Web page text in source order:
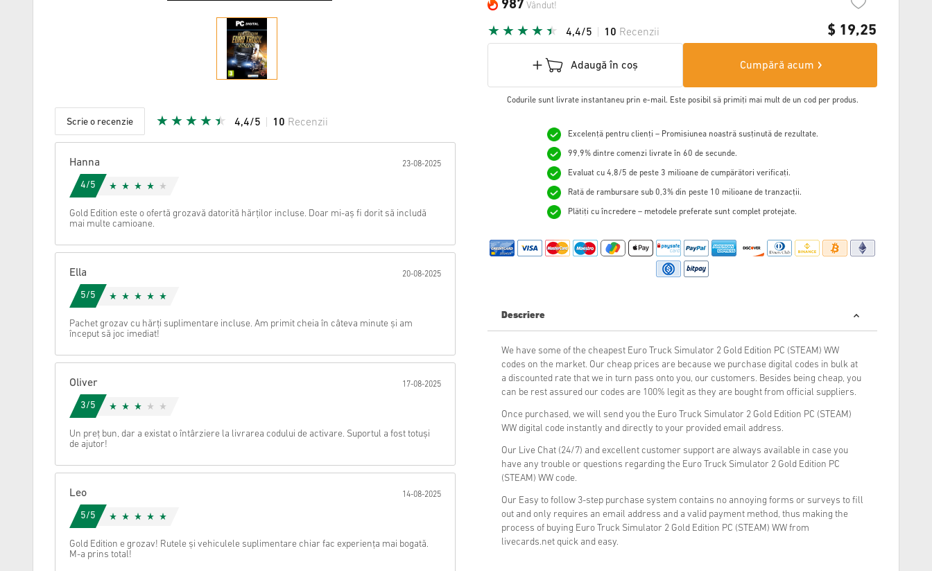
Scrie o recenzie 4,4/5 10 Recenzii
Anulare
Hanna 23-08-2025
4/5
Gold Edition este o ofertă grozavă datorită hărților incluse. Doar mi-aș fi dorit să includă
mai multe camioane.
Ella 20-08-2025
5/5
Pachet grozav cu hărți suplimentare incluse. Am primit cheia în câteva minute și am
început să joc imediat!
Oliver 17-08-2025
3/5
Un preț bun, dar a existat o întârziere la livrarea codului de activare. Suportul a fost totuși
de ajutor!
Leo 14-08-2025
5/5
Gold Edition e grozav! Rutele și vehiculele suplimentare chiar fac experiența mai bogată.
M-a prins total!
987 Vândut!
$ 19,25
4,4/5 10 Recenzii
Adaugă în coș Cumpără acum
Codurile sunt livrate instantaneu prin e-mail. Este posibil să primiți mai mult de un cod per produs.
Excelență pentru clienți – Promisiunea noastră susținută de rezultate.
99,9% dintre comenzi livrate în 60 de secunde.
Evaluat cu 4,8/5 de peste 3 milioane de cumpărători verificați.
Rată de rambursare sub 0,3% din peste 10 milioane de tranzacții.
Plătiți cu încredere – metodele preferate sunt complet protejate.
Descriere
We have some of the cheapest Euro Truck Simulator 2 Gold Edition PC (STEAM) WW
codes on the market. Our cheap prices are because we purchase digital codes in bulk at
a discounted rate that we in turn pass onto you, our customers. Besides being cheap, you
can be rest assured our codes are 100% legit as they are bought from official suppliers.
Once purchased, we will send you the Euro Truck Simulator 2 Gold Edition PC (STEAM)
WW digital code instantly and directly to your provided email address.
Our Live Chat (24/7) and excellent customer support are always available in case you
have any trouble or questions regarding the Euro Truck Simulator 2 Gold Edition PC
(STEAM) WW code.
Our Easy to follow 3-step purchase system contains no annoying forms or surveys to fill
out and only requires an email address and a valid payment method, thus making the
process of buying Euro Truck Simulator 2 Gold Edition PC (STEAM) WW from
livecards.net quick and easy.